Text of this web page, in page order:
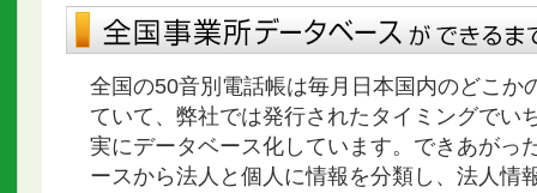
全国の50音別電話帳は毎月日本国内のどこか
ていて、弊社では発行されたタイミングでい
実にデータベース化しています。できあがっ
ースから法人と個人に情報を分類し、法人情